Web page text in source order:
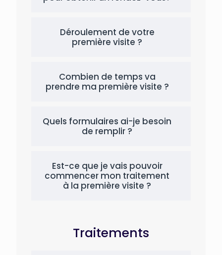
Déroulement de votre
première visite ?
Combien de temps va
prendre ma première visite ?
Quels formulaires ai-je besoin
de remplir ?
Est-ce que je vais pouvoir
commencer mon traitement
à la première visite ?
Traitements